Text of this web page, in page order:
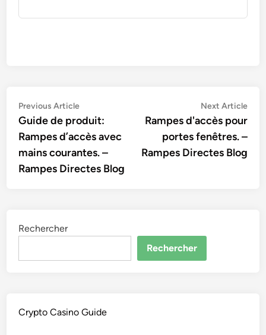
Navigation
de
l’article
Previous ArticlePrevious
article:
Guide de produit:
Rampes d’accès avec
mains courantes. –
Rampes Directes Blog
Next Article
Rampes d'accès pour
portes fenêtres. –
Rampes Directes Blog
Rechercher
Rechercher
Crypto Casino Guide